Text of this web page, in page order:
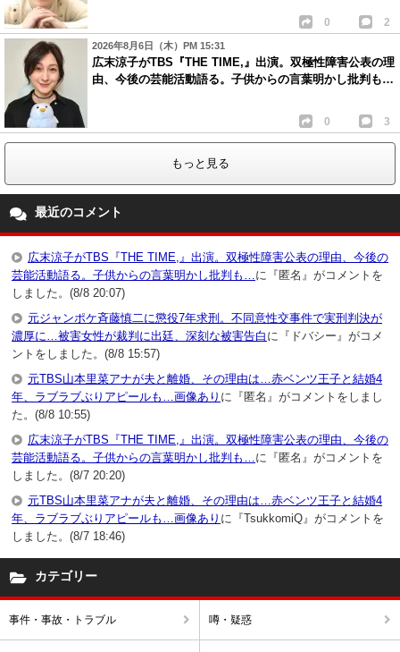
0 2
2026年8月6日（木）PM 15:31
広末涼子がTBS『THE TIME,』出演。双極性障害公表の理
由、今後の芸能活動語る。子供からの言葉明かし批判も…
0 3
もっと見る
最近のコメント
広末涼子がTBS『THE TIME,』出演。双極性障害公表の理由、今後の
芸能活動語る。子供からの言葉明かし批判も… に『匿名』がコメントを
しました。(8/8 20:07)
元ジャンポケ斉藤慎二に懲役7年求刑。不同意性交事件で実刑判決が
濃厚に…被害女性が裁判に出廷、深刻な被害告白 に『ドバシー』がコメ
ントをしました。(8/8 15:57)
元TBS山本里菜アナが夫と離婚、その理由は…赤ベンツ王子と結婚4
年、ラブラブぶりアピールも…画像あり に『匿名』がコメントをしまし
た。(8/8 10:55)
広末涼子がTBS『THE TIME,』出演。双極性障害公表の理由、今後の
芸能活動語る。子供からの言葉明かし批判も… に『匿名』がコメントを
しました。(8/7 20:20)
元TBS山本里菜アナが夫と離婚、その理由は…赤ベンツ王子と結婚4
年、ラブラブぶりアピールも…画像あり に『TsukkomiQ』がコメントを
しました。(8/7 18:46)
カテゴリー
事件・事故・トラブル 噂・疑惑